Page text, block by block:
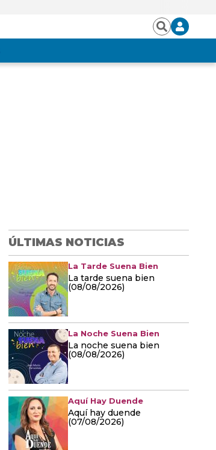
BuscarIniciar
sesión
ÚLTIMAS NOTICIAS
La Tarde Suena Bien
La tarde suena bien
(08/08/2026)
La Noche Suena Bien
La noche suena bien
(08/08/2026)
Aquí Hay Duende
Aquí hay duende
(07/08/2026)